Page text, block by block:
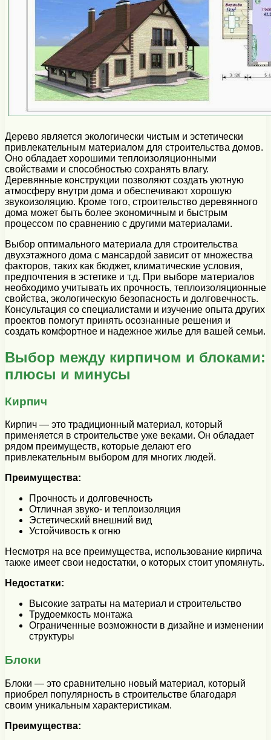
Дерево является экологически чистым и эстетически
привлекательным материалом для строительства домов.
Оно обладает хорошими теплоизоляционными
свойствами и способностью сохранять влагу.
Деревянные конструкции позволяют создать уютную
атмосферу внутри дома и обеспечивают хорошую
звукоизоляцию. Кроме того, строительство деревянного
дома может быть более экономичным и быстрым
процессом по сравнению с другими материалами.
Выбор оптимального материала для строительства
двухэтажного дома с мансардой зависит от множества
факторов, таких как бюджет, климатические условия,
предпочтения в эстетике и т.д. При выборе материалов
необходимо учитывать их прочность, теплоизоляционные
свойства, экологическую безопасность и долговечность.
Консультация со специалистами и изучение опыта других
проектов помогут принять осознанные решения и
создать комфортное и надежное жилье для вашей семьи.
Выбор между кирпичом и блоками:
плюсы и минусы
Кирпич
Кирпич — это традиционный материал, который
применяется в строительстве уже веками. Он обладает
рядом преимуществ, которые делают его
привлекательным выбором для многих людей.
Преимущества:
Прочность и долговечность
Отличная звуко- и теплоизоляция
Эстетический внешний вид
Устойчивость к огню
Несмотря на все преимущества, использование кирпича
также имеет свои недостатки, о которых стоит упомянуть.
Недостатки:
Высокие затраты на материал и строительство
Трудоемкость монтажа
Ограниченные возможности в дизайне и изменении
структуры
Блоки
Блоки — это сравнительно новый материал, который
приобрел популярность в строительстве благодаря
своим уникальным характеристикам.
Преимущества: